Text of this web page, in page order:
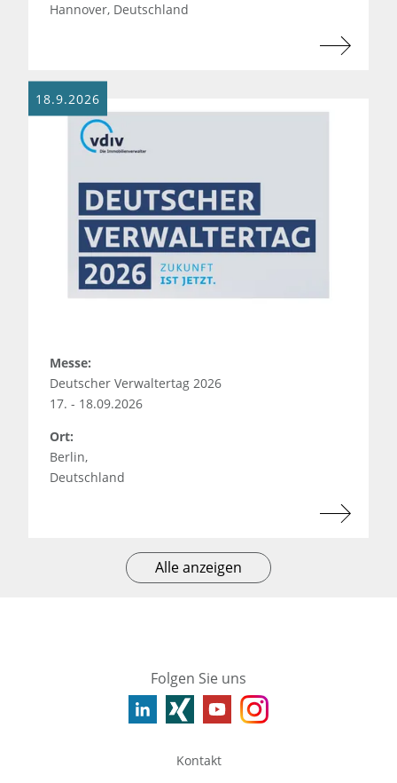
Hannover, Deutschland
18.9.2026
Messe:
Deutscher Verwaltertag 2026
17. - 18.09.2026
Ort:
Berlin,
Deutschland
Alle anzeigen
Folgen Sie uns
Kontakt